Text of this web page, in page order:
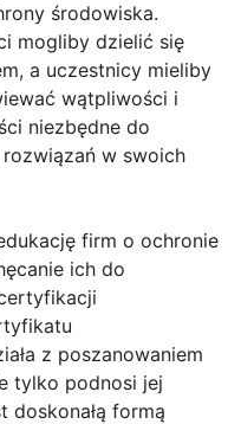
środowiska.
mogliby dzielić się
a uczestnicy mieliby
wątpliwości i
niezbędne do
w swoich
firm o ochronie
ich do
z poszanowaniem
tylko podnosi jej
doskonałą formą